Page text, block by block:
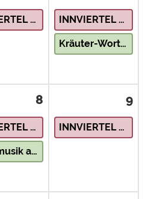
INNVIERTEL – Natur & Landschaft INNVIERTEL – Natur & Landschaft
Kräuter-Wort-Garten
8
INNVIERTEL – Natur & Landschaft
Volksmusik auf der Seebühne
9
INNVIERTEL – Natur & Landschaft